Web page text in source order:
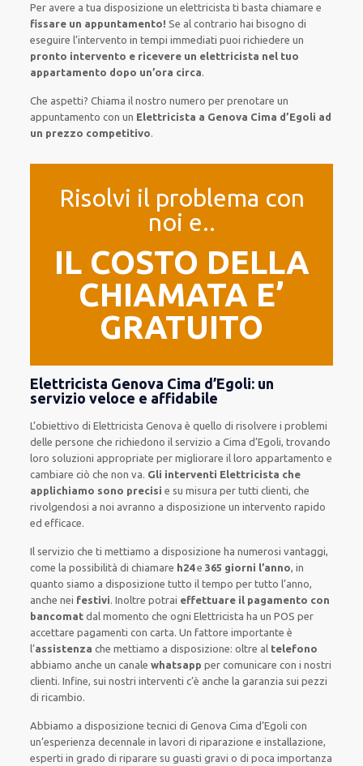
Per avere a tua disposizione un elettricistati basta chiamare e
fissare un appuntamento! Se al contrario hai bisogno di
eseguire l’intervento in tempiimmediati puoi richiedere un
pronto intervento e ricevere un elettricista nel tuo
appartamento dopo un’ora circa.
Che aspetti? Chiama il nostro numero per prenotare un
appuntamento con un Elettricista a Genova Cima d’Egoli ad
un prezzo competitivo.
Risolvi il problema con
noi e..
IL COSTO DELLA
CHIAMATA E’
GRATUITO
Elettricista Genova Cima d’Egoli: un
servizio veloce e affidabile
L’obiettivo di Elettricista Genova è quello di risolvere i problemi
delle persone cherichiedono il servizio a Cima d’Egoli, trovando
loro soluzioni appropriate per migliorareil loro appartamento e
cambiare ciò che non va. Gli interventi Elettricista che
applichiamo sono precisi e su misura per tutti clienti, che
rivolgendosi a noi avranno a disposizione un interventorapido
ed efficace.
Il servizio che timettiamo a disposizione ha numerosi vantaggi,
come la possibilità di chiamare h24e 365 giorni l’anno, in
quanto siamo a disposizionetutto il tempo per tutto l’anno,
anche nei festivi.Inoltrepotrai effettuare il pagamento con
bancomat dal momento che ogni Elettricista haun POSper
accettare pagamenticon carta.Un fattore importante è
l’assistenza che mettiamo a disposizione: oltre al telefono
abbiamo anche uncanale whatsappper comunicare con i nostri
clienti.Infine, sui nostri interventi c’è anche lagaranzia sui pezzi
di ricambio.
Abbiamo a disposizionetecnici di Genova Cima d’Egoli con
un’esperienza decennalein lavori di riparazione e installazione,
espertiin grado di riparare su guasti gravi o di poca importanza